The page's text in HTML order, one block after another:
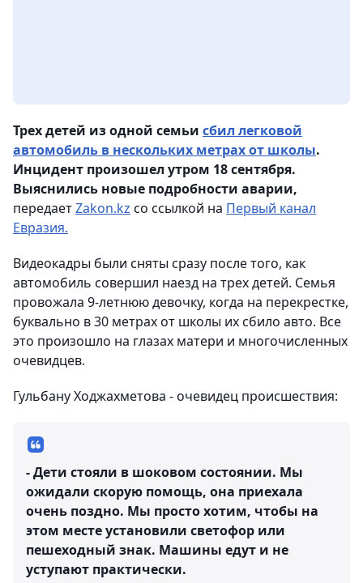
Трех детей из одной семьи сбил легковой
автомобиль в нескольких метрах от школы.
Инцидент произошел утром 18 сентября.
Выяснились новые подробности аварии,
передаетZakon.kz со ссылкой на Первый канал
Евразия.
Видеокадры были сняты сразу после того, как
автомобиль совершил наезд на трех детей. Семья
провожала 9-летнюю девочку, когда на перекрестке,
буквально в 30 метрах от школы их сбило авто. Все
это произошло на глазах матери и многочисленных
очевидцев.
Гульбану Ходжахметова - очевидец происшествия:
- Дети стояли в шоковом состоянии. Мы
ожидали скорую помощь, она приехала
очень поздно. Мы просто хотим, чтобы на
этом месте установили светофор или
пешеходный знак. Машины едут и не
уступают практически.